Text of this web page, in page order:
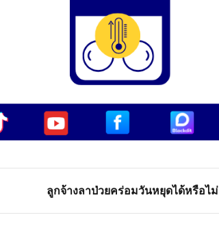
ลูกจ้างลาป่วยคร่อมวันหยุดได้หรือไม่